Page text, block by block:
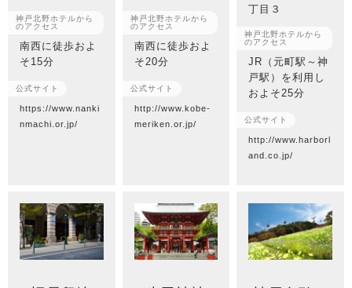
神戸北野ホテルから
のアクセス
南西に徒歩およ
そ15分
公式サイト
https://www.nanki
nmachi.or.jp/
神戸北野ホテルから
のアクセス
南西に徒歩およ
そ20分
公式サイト
http://www.kobe-
meriken.or.jp/
丁目３
神戸北野ホテルから
のアクセス
JR（元町駅～神
戸駅）を利用し
およそ25分
公式サイト
http://www.harborl
and.co.jp/